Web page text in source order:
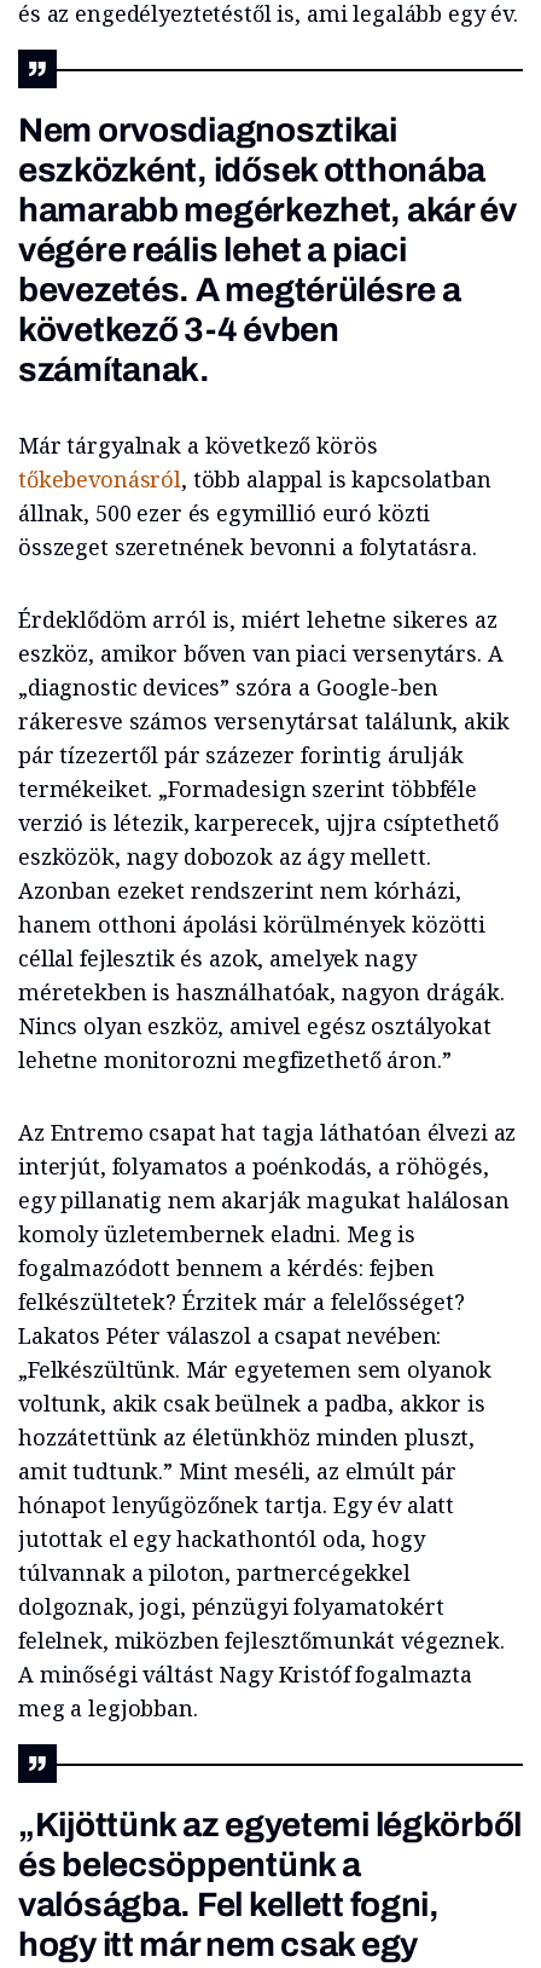
és az engedélyeztetéstől is, ami legalább egy év.
Nem orvosdiagnosztikai
eszközként, idősek otthonába
hamarabb megérkezhet, akár év
végére reális lehet a piaci
bevezetés. A megtérülésre a
következő 3-4 évben
számítanak.
Már tárgyalnak a következő körös
tőkebevonásról, több alappal is kapcsolatban
állnak, 500 ezer és egymillió euró közti
összeget szeretnének bevonni a folytatásra.
Érdeklődöm arról is, miért lehetne sikeres az
eszköz, amikor bőven van piaci versenytárs. A
„diagnostic devices” szóra a Google-ben
rákeresve számos versenytársat találunk, akik
pár tízezertől pár százezer forintig árulják
termékeiket. „Formadesign szerint többféle
verzió is létezik, karperecek, ujjra csíptethető
eszközök, nagy dobozok az ágy mellett.
Azonban ezeket rendszerint nem kórházi,
hanem otthoni ápolási körülmények közötti
céllal fejlesztik és azok, amelyek nagy
méretekben is használhatóak, nagyon drágák.
Nincs olyan eszköz, amivel egész osztályokat
lehetne monitorozni megfizethető áron.”
Az Entremo csapat hat tagja láthatóan élvezi az
interjút, folyamatos a poénkodás, a röhögés,
egy pillanatig nem akarják magukat halálosan
komoly üzletembernek eladni. Meg is
fogalmazódott bennem a kérdés: fejben
felkészültetek? Érzitek már a felelősséget?
Lakatos Péter válaszol a csapat nevében:
„Felkészültünk. Már egyetemen sem olyanok
voltunk, akik csak beülnek a padba, akkor is
hozzátettünk az életünkhöz minden pluszt,
amit tudtunk.” Mint meséli, az elmúlt pár
hónapot lenyűgözőnek tartja. Egy év alatt
jutottak el egy hackathontól oda, hogy
túlvannak a piloton, partnercégekkel
dolgoznak, jogi, pénzügyi folyamatokért
felelnek, miközben fejlesztőmunkát végeznek.
A minőségi váltást Nagy Kristóf fogalmazta
meg a legjobban.
„Kijöttünk az egyetemi légkörből
és belecsöppentünk a
valóságba. Fel kellett fogni,
hogy itt már nem csak egy